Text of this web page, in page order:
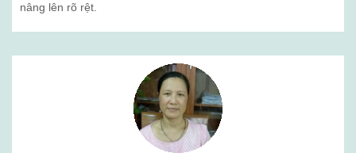
nâng lên rõ rệt.